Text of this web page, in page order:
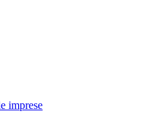
imprese